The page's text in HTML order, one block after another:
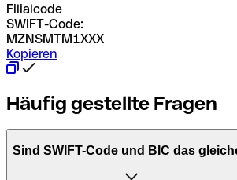
Filialcode
SWIFT-Code:
MZNSMTM1XXX
Kopieren
Häufig gestellte Fragen
Sind SWIFT-Code und BIC das